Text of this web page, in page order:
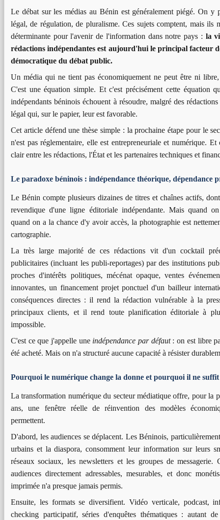
Le débat sur les médias au Bénin est généralement piégé. On y
légal, de régulation, de pluralisme. Ces sujets comptent, mais ils
déterminante pour l'avenir de l'information dans notre pays : la
rédactions indépendantes est aujourd'hui le principal facteur
démocratique du débat public.
Un média qui ne tient pas économiquement ne peut être ni
C'est une équation simple. Et c'est précisément cette équation
indépendants béninois échouent à résoudre, malgré des
légal qui, sur le papier, leur est favorable.
Cet article défend une thèse simple : la prochaine étape pour le
n'est pas réglementaire, elle est entrepreneuriale et numérique.
clair entre les rédactions, l'État et les partenaires techniques et
Le paradoxe béninois : indépendance théorique, dépendance
Le Bénin compte plusieurs dizaines de titres et chaînes actifs,
revendique d'une ligne éditoriale indépendante. Mais quand
quand on a la chance d'y avoir accès, la photographie est
cartographie.
La très large majorité de ces rédactions vit d'un cocktail
publicitaires (incluant les publi-reportages) par des institutions
proches d'intérêts politiques, mécénat opaque, ventes
innovantes, un financement projet ponctuel d'un bailleur
conséquences directes : il rend la rédaction vulnérable à la
principaux clients, et il rend toute planification éditoriale à
impossible.
C'est ce que j'appelle une indépendance par défaut: on est libre
été acheté. Mais on n'a structuré aucune capacité à résister
Pourquoi le numérique change la donne et pourquoi il ne suffit
La transformation numérique du secteur médiatique offre, pour la
ans, une fenêtre réelle de réinvention des modèles
permettent.
D'abord, les audiences se déplacent. Les Béninois,
urbains et la diaspora, consomment leur information sur leurs
réseaux sociaux, les newsletters et les groupes de messagerie.
audiences directement adressables, mesurables, et donc
imprimée n'a presque jamais permis.
Ensuite, les formats se diversifient. Vidéo verticale, podcast,
checking participatif, séries d'enquêtes thématiques : autant